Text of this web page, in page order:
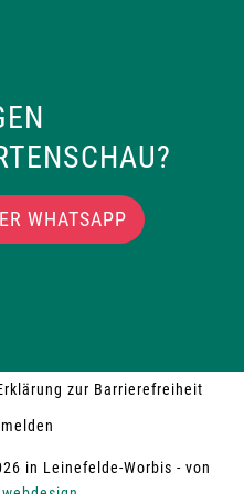
WHATSAPP
in Leinefelde-Worbis - von
zur Barrierefreiheit